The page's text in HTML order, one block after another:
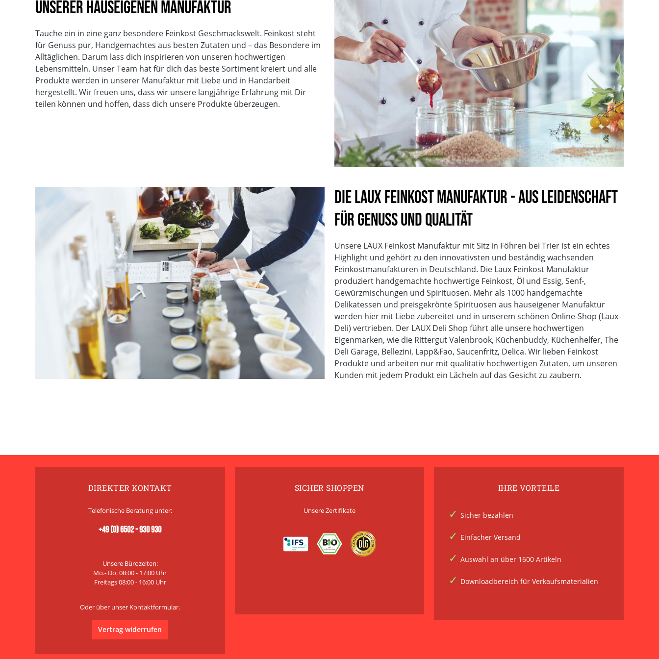
Gebinde
Verkehrsbezeichnung
SENF MIT TOMATEN UND GEWÜRZEN
EAN4013149161583
Vegan
Glutenfrei
Sojafrei
Ohne Geschmacksverstärker
unserer hauseigenen Manufaktur
Tauche ein in eine ganz besondere Feinkost Geschmackswelt. Feinkost steht
für Genuss pur, Handgemachtes aus besten Zutaten und – das Besondere im
Alltäglichen. Darum lass dich inspirieren von unseren hochwertigen
Lebensmitteln. Unser Team hat für dich das beste Sortiment kreiert und alle
Produkte werden in unserer Manufaktur mit Liebe und in Handarbeit
hergestellt. Wir freuen uns, dass wir unsere langjährige Erfahrung mit Dir
teilen können und hoffen, dass dich unsere Produkte überzeugen.
Die LAUX Feinkost Manufaktur - Aus Leidenschaft
für Genuss und Qualität
Unsere LAUX Feinkost Manufaktur mit Sitz in Föhren bei Trier ist ein echtes
Highlight und gehört zu den innovativsten und beständig wachsenden
Feinkostmanufakturen in Deutschland. Die Laux Feinkost Manufaktur
produziert handgemachte hochwertige Feinkost, Öl und Essig, Senf-,
Gewürzmischungen und Spirituosen. Mehr als 1000 handgemachte
Delikatessen und preisgekrönte Spirituosen aus hauseigener Manufaktur
werden hier mit Liebe zubereitet und in unserem schönen Online-Shop (Laux-
Deli) vertrieben. Der LAUX Deli Shop führt alle unsere hochwertigen
Eigenmarken, wie die Rittergut Valenbrook, Küchenbuddy, Küchenhelfer, The
Deli Garage, Bellezini, Lapp&Fao, Saucenfritz, Delica. Wir lieben Feinkost
Produkte und arbeiten nur mit qualitativ hochwertigen Zutaten, um unseren
Kunden mit jedem Produkt ein Lächeln auf das Gesicht zu zaubern.
DIREKTER KONTAKT
Telefonische Beratung unter:
+49 (0) 6502 - 930 930
Unsere Bürozeiten:
Mo.- Do. 08:00 - 17:00 Uhr
Freitags 08:00 - 16:00 Uhr
Oder über unser Kontaktformular.
Vertrag widerrufen
SICHER SHOPPEN
Unsere Zertifikate
IHRE VORTEILE
Sicher bezahlen
Einfacher Versand
Auswahl an über 1600 Artikeln
Downloadbereich für Verkaufsmaterialien